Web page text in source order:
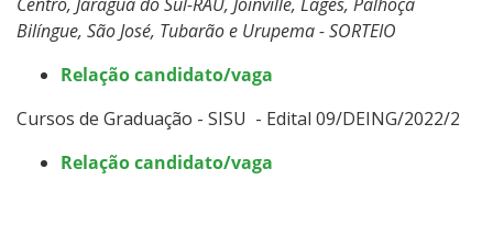
Bilíngue, São José, Tubarão e Urupema - SORTEIO
Relação candidato/vaga
Cursos de Graduação - SISU - Edital 09/DEING/2022/2
Relação candidato/vaga